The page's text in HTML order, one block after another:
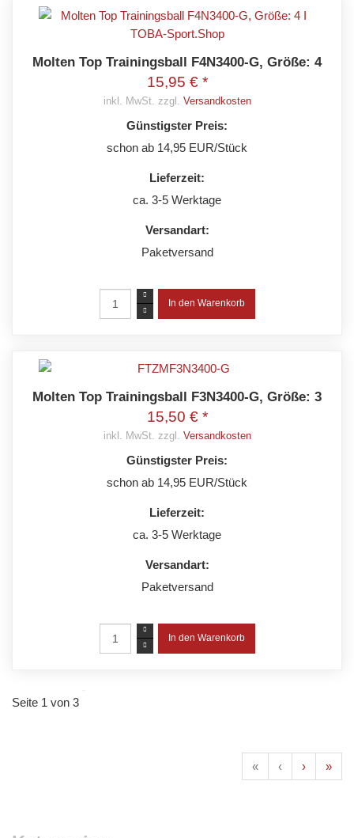
Molten Top Trainingsball F4N3400-G, Größe: 4
15,95 € *
inkl. MwSt. zzgl. Versandkosten
Günstigster Preis:
schon ab 14,95 EUR/Stück
Lieferzeit:
ca. 3-5 Werktage
Versandart:
Paketversand
Molten Top Trainingsball F3N3400-G, Größe: 3
15,50 € *
inkl. MwSt. zzgl. Versandkosten
Günstigster Preis:
schon ab 14,95 EUR/Stück
Lieferzeit:
ca. 3-5 Werktage
Versandart:
Paketversand
Seite 1 von 3
« ‹ › »